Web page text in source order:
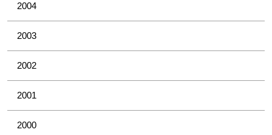
2004
2003
2002
2001
2000